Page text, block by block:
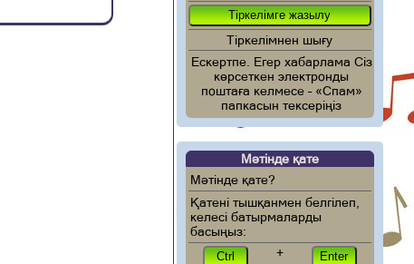
Тіркелімнен шығу
Ескертпе. Егер хабарлама Сіз
көрсеткен электронды
поштаға келмесе – «Спам»
папкасын тексеріңіз
Мәтінде қате
Мәтінде қате?
Қатені тышқанмен белгілеп,
келесі батырмаларды
басыңыз:
+